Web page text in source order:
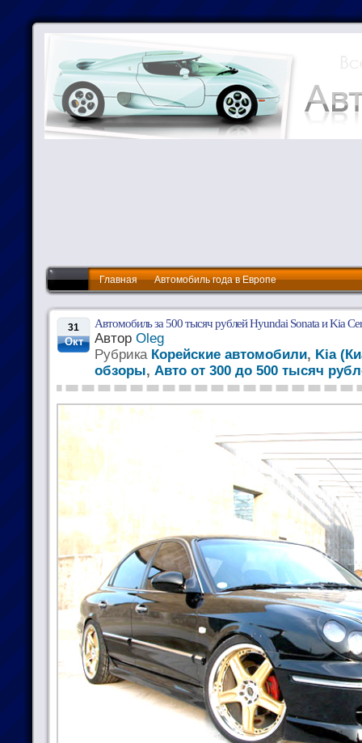
Главная Автомобиль года в Европе
31
Окт
Автомобиль за 500 тысяч рублей Hyundai Sonata и Kia
Автор Oleg
Рубрика Корейские автомобили, Kia
обзоры, Авто от 300 до 500 тысяч